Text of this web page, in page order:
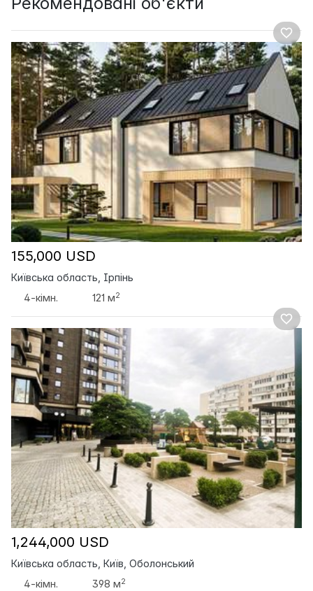
155,000 USD
Київська область, Ірпінь
4-кімн.
121 м2
1,244,000 USD
Київська область, Київ, Оболонський
4-кімн.
398 м2